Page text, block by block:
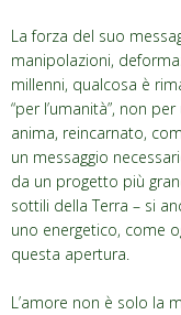
La forza del suo
manipolazioni,
millenni, qualcosa è
“per l’umanità”, non
anima, reincarnato,
un messaggio
da un progetto più
sottili della Terra – si
uno energetico, come
questa apertura.
L’amore non è solo la